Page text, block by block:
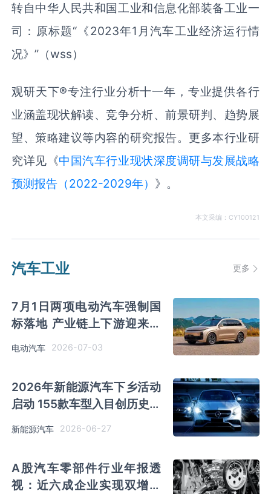
转自中华人民共和国工业和信息化部装备工业一
司：原标题“《2023年1月汽车工业经济运行情
况》”（wss）
观研天下®专注行业分析十一年，专业提供各行
业涵盖现状解读、竞争分析、前景研判、趋势展
望、策略建议等内容的研究报告。更多本行业研
究详见《中国汽车行业现状深度调研与发展战略
预测报告（2022-2029年） 》。
本文采编：CY100121
汽车工业 更多
7月1日两项电动汽车强制国
标落地 产业链上下游迎来新
电动汽车 2026-07-03
2026年新能源汽车下乡活动
启动 155款车型入目创历史新
好
新能源汽车 2026-06-27
A股汽车零部件行业年报透
视：近六成企业实现双增长